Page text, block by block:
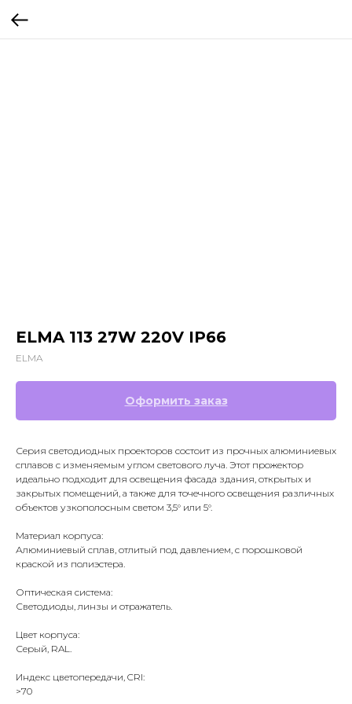
ELMA 113 27W 220V IP66
ELMA
Оформить заказ
Серия светодиодных проекторов состоит из прочных алюминиевых
сплавов с изменяемым углом светового луча. Этот прожектор
идеально подходит для освещения фасада здания, открытых и
закрытых помещений, а также для точечного освещения различных
объектов узкополосным светом 3,5° или 5°.
Материал корпуса:
Алюминиевый сплав, отлитый под давлением, с порошковой
краской из полиэстера.
Оптическая система:
Светодиоды, линзы и отражатель.
Цвет корпуса:
Серый, RAL.
Индекс цветопередачи, CRI:
>70